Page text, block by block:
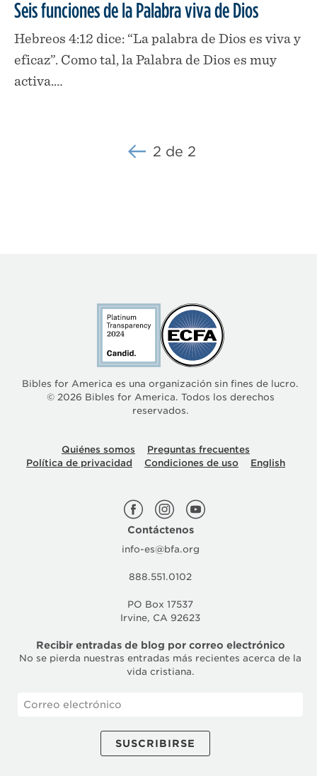
Seis funciones de la Palabra viva de Dios
Hebreos 4:12 dice: “La palabra de Dios es viva y
eficaz”. Como tal, la Palabra de Dios es muy
activa.…
2 de 2
Bibles for America es una organización sin fines de lucro.
© 2026 Bibles for America. Todos los derechos
reservados.
Quiénes somos
Preguntas frecuentes
Política de privacidad
Condiciones de uso English
Contáctenos
info-es@bfa.org
888.551.0102
PO Box 17537
Irvine, CA 92623
Recibir entradas de blog por correo electrónico
No se pierda nuestras entradas más recientes acerca de la
vida cristiana.
SUSCRIBIRSE